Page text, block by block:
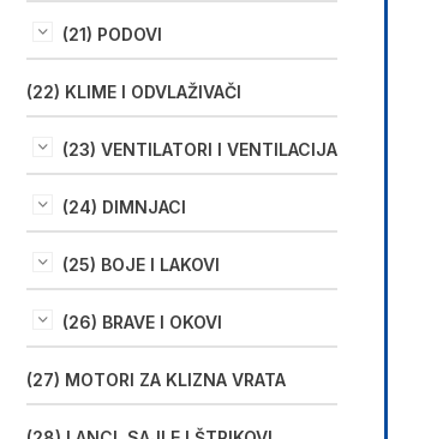
(21) PODOVI
(22) KLIME I ODVLAŽIVAČI
(23) VENTILATORI I VENTILACIJA
(24) DIMNJACI
(25) BOJE I LAKOVI
(26) BRAVE I OKOVI
(27) MOTORI ZA KLIZNA VRATA